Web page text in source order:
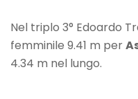
Nel triplo 3° Edoardo
femminile 9.41 m per
4.34 m nel lungo.